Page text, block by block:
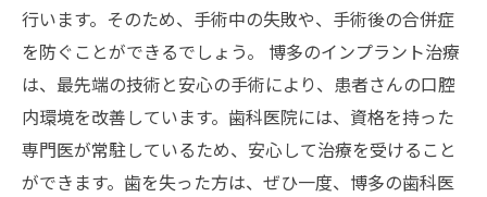
行います。そのため、手術中の失敗や、手術後の合併症
を防ぐことができるでしょう。 博多のインプラント治療
は、最先端の技術と安心の手術により、患者さんの口腔
内環境を改善しています。歯科医院には、資格を持った
専門医が常駐しているため、安心して治療を受けること
ができます。歯を失った方は、ぜひ一度、博多の歯科医